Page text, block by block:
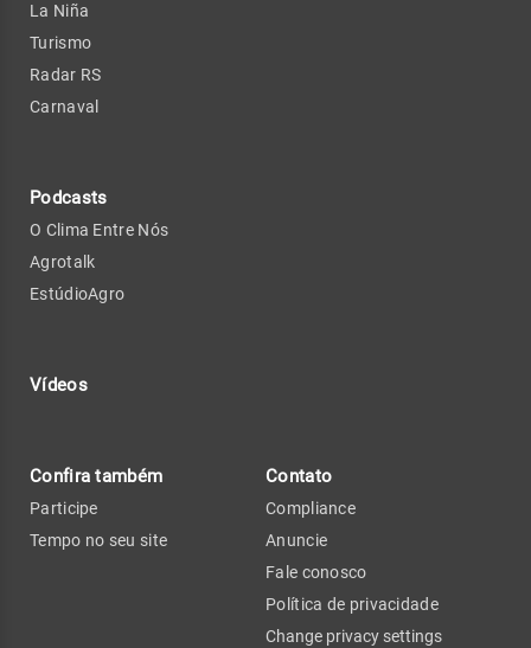
La Niña
Turismo
Radar RS
Carnaval
Podcasts
O Clima Entre Nós
Agrotalk
EstúdioAgro
Vídeos
Confira também
Participe
Tempo no seu site
Contato
Compliance
Anuncie
Fale conosco
Política de privacidade
Change privacy settings